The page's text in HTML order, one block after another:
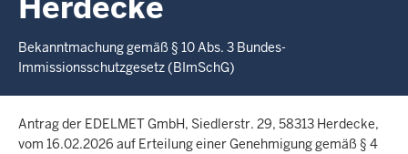
n
e
n
s
i
c
Bekanntmachung gemäß § 10 Abs. 3 Bundes-
Immissionsschutzgesetz (BImSchG)
Antrag der EDELMET GmbH, Siedlerstr. 29, 58313 Herdecke,
vom 16.02.2026 auf Erteilung einer Genehmigung gemäß § 4